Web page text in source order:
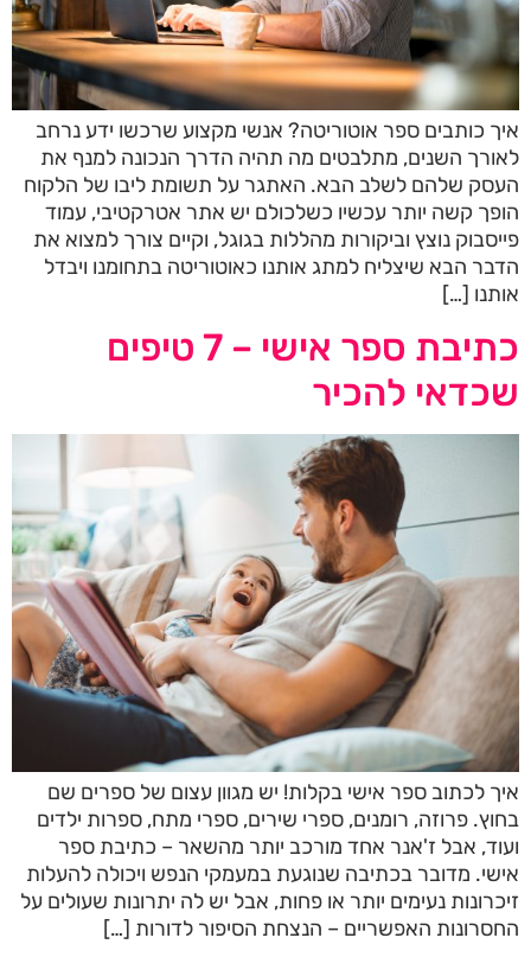
איך כותבים ספר אוטוריטה? אנשי מקצוע שרכשו ידע נרחב
לאורך השנים, מתלבטים מה תהיה הדרך הנכונה למנף את
העסק שלהם לשלב הבא. האתגר על תשומת ליבו של הלקוח
הופך קשה יותר עכשיו כשלכולם יש אתר אטרקטיבי, עמוד
פייסבוק נוצץ וביקורות מהללות בגוגל, וקיים צורך למצוא את
הדבר הבא שיצליח למתג אותנו כאוטוריטה בתחומנו ויבדל
אותנו […]
כתיבת ספר אישי – 7 טיפים
שכדאי להכיר
איך לכתוב ספר אישי בקלות! יש מגוון עצום של ספרים שם
בחוץ. פרוזה, רומנים, ספרי שירים, ספרי מתח, ספרות ילדים
ועוד, אבל ז'אנר אחד מורכב יותר מהשאר – כתיבת ספר
אישי. מדובר בכתיבה שנוגעת במעמקי הנפש ויכולה להעלות
זיכרונות נעימים יותר או פחות, אבל יש לה יתרונות שעולים על
החסרונות האפשריים – הנצחת הסיפור לדורות […]